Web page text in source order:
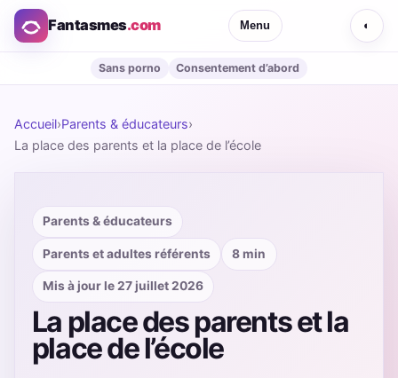
Fantasmes.com Menu ◐
Sans porno Consentement d’abord
Accueil›Parents & éducateurs›
La place des parents et la place de l’école
Parents & éducateurs
Parents et adultes référents 8 min
Mis à jour le 27 juillet 2026
La place des parents et la
place de l’école